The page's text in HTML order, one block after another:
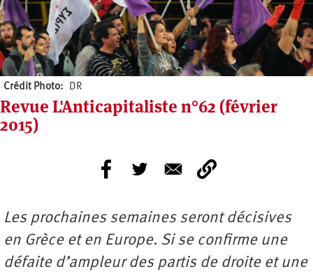
Crédit Photo DR
Revue L'Anticapitaliste n°62 (février
2015)
Les prochaines semaines seront décisives
en Grèce et en Europe. Si se confirme une
défaite d’ampleur des partis de droite et une